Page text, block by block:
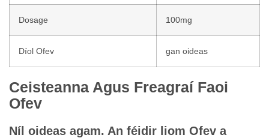
Dosage 100mg
Díol Ofev gan oideas
Ceisteanna Agus Freagraí Faoi
Ofev
Níl oideas agam. An féidir liom Ofev a